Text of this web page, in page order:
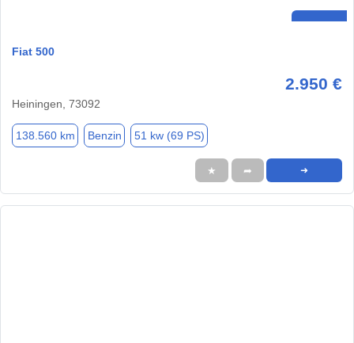
Fiat 500
2.950 €
Heiningen, 73092
138.560 km Benzin 51 kw (69 PS)
★ ➦ ➜